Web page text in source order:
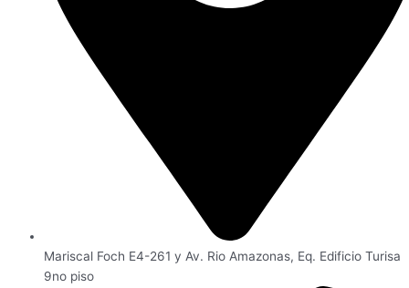
Mariscal Foch E4-261 y Av. Rio Amazonas, Eq. Edificio Turisa
9no piso